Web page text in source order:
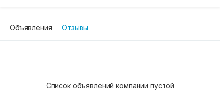
Объявления Отзывы
Список объявлений компании пустой